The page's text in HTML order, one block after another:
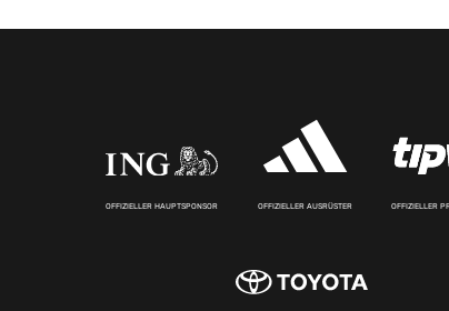
OFFIZIELLER HAUPTSPONSOR OFFIZIELLER AUSRÜSTER OFFIZIELLER